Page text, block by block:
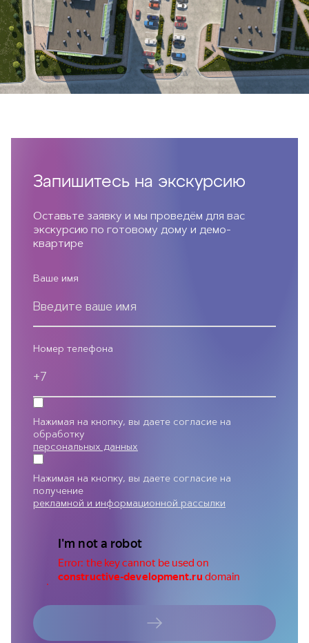
Запишитесь на экскурсию
Оставьте заявку и мы проведём для вас
экскурсию по готовому дому и демо-
квартире
Ваше имя
Номер телефона